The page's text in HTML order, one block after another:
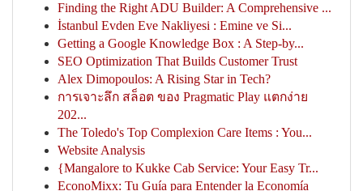
Finding the Right ADU Builder: A Comprehensive ...
İstanbul Evden Eve Nakliyesi : Emine ve Si...
Getting a Google Knowledge Box : A Step-by...
SEO Optimization That Builds Customer Trust
Alex Dimopoulos: A Rising Star in Tech?
การเจาะลึก สล็อต ของ Pragmatic Play แตกง่าย
202...
The Toledo's Top Complexion Care Items : You...
Website Analysis
{Mangalore to Kukke Cab Service: Your Easy Tr...
EconoMixx: Tu Guía para Entender la Economía